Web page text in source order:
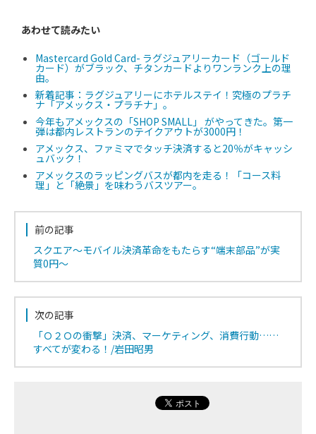
あわせて読みたい
Mastercard Gold Card- ラグジュアリーカード（ゴールド
カード）がブラック、チタンカードよりワンランク上の理
由。
新着記事：ラグジュアリーにホテルステイ！究極のプラチ
ナ「アメックス・プラチナ」。
今年もアメックスの「SHOP SMALL」 がやってきた。第一
弾は都内レストランのテイクアウトが3000円！
アメックス、ファミマでタッチ決済すると20％がキャッシ
ュバック！
アメックスのラッピングバスが都内を走る！「コース料
理」と「絶景」を味わうバスツアー。
前の記事
スクエア～モバイル決済革命をもたらす“端末部品”が実
質0円～
次の記事
「Ｏ２Ｏの衝撃」決済、マーケティング、消費行動……
すべてが変わる！/岩田昭男